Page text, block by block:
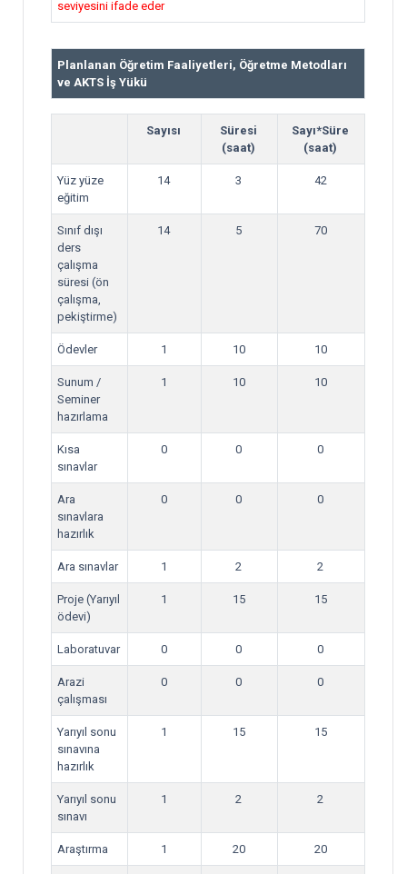
seviyesini ifade eder
Planlanan Öğretim Faaliyetleri, Öğretme Metodları
ve AKTS İş Yükü
Sayısı
Süresi
(saat)
Sayı*Süre
(saat)
Yüz yüze
eğitim
14 3 42
Sınıf dışı
ders
çalışma
süresi (ön
çalışma,
pekiştirme)
14 5 70
Ödevler 1 10 10
Sunum /
Seminer
hazırlama
1 10 10
Kısa
sınavlar
0 0 0
Ara
sınavlara
hazırlık
0 0 0
Ara sınavlar 1 2 2
Proje (Yarıyıl
ödevi)
1 15 15
Laboratuvar 0 0 0
Arazi
çalışması
0 0 0
Yarıyıl sonu
sınavına
hazırlık
1 15 15
Yarıyıl sonu
sınavı
1 2 2
Araştırma 1 20 20